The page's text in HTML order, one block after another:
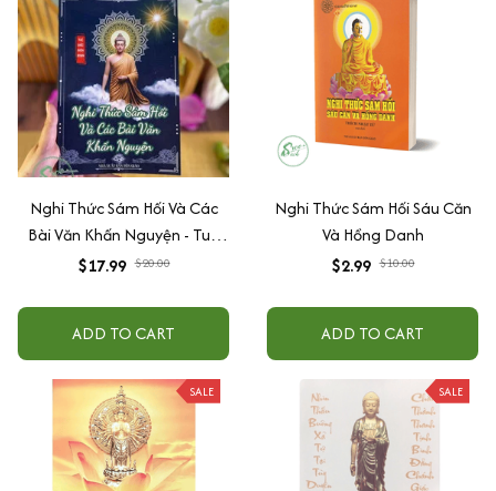
Nghi Thức Sám Hối Và Các
Bài Văn Khấn Nguyện - Tuệ
Đức
$17.99 $20.00
ADD TO CART
Nghi Thức Sám Hối Sáu Căn
Và Hồng Danh
$2.99 $10.00
ADD TO CART
SALE SALE